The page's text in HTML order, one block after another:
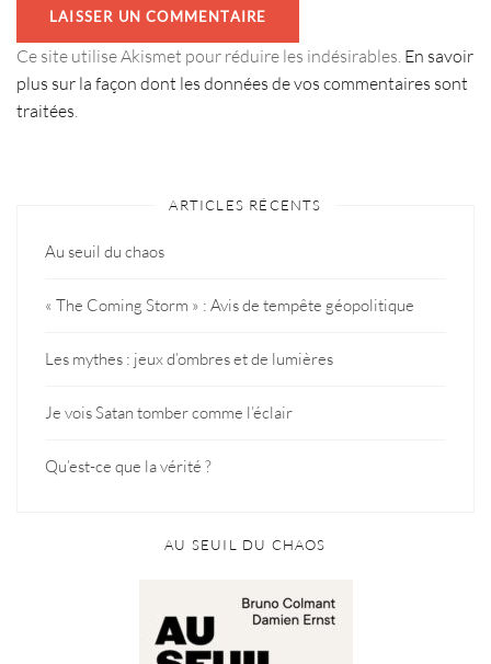
Ce site utilise Akismet pour réduire les indésirables. En savoir
plus sur la façon dont les données de vos commentaires sont
traitées.
ARTICLES RÉCENTS
Au seuil du chaos
« The Coming Storm » : Avis de tempête géopolitique
Les mythes : jeux d’ombres et de lumières
Je vois Satan tomber comme l’éclair
Qu’est-ce que la vérité ?
AU SEUIL DU CHAOS